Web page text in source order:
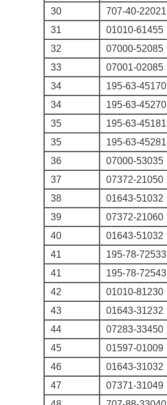
30
707-40-22021
31
01010-61455
32
07000-52085
33
07001-02085
34
195-63-45170
34
195-63-45270
35
195-63-45181
35
195-63-45281
36
07000-53035
37
07372-21050
38
01643-51032
39
07372-21060
40
01643-51032
41
195-78-72533
41
195-78-72543
42
01010-81230
43
01643-31232
44
07283-33450
45
01597-01009
46
01643-31032
47
07371-31049